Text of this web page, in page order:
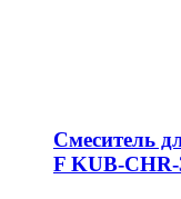
Смеситель
F KUB-CHR-